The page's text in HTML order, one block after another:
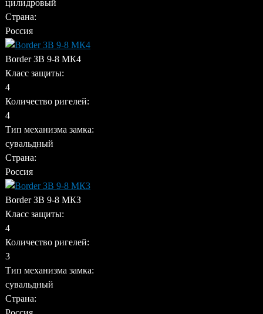
цилидровый
Страна:
Россия
Border ЗВ 9-8 МК4
Класс защиты:
4
Количество ригелей:
4
Тип механизма замка:
сувальдный
Страна:
Россия
Border ЗВ 9-8 МКЗ
Класс защиты:
4
Количество ригелей:
3
Тип механизма замка:
сувальдный
Страна: